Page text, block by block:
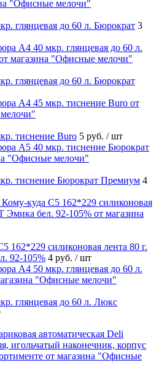
глянцевая до 60 л. Бюрократ 3
глянцевая до 60 л. Бюрократ
тиснение Buro 5 руб. / шт
тиснение Бюрократ Премиум 4
162*229 силиконовая лента 80 г.
92-105% 4 руб. / шт
глянцевая до 60 л. Люкс